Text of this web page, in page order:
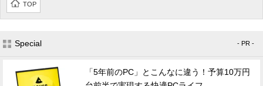
TOP
Special - PR -
「5年前のPC」とこんなに違う！予算10万円